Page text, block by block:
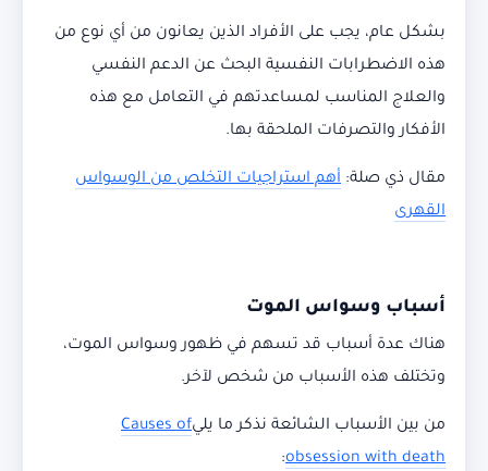
بشكل عام، يجب على الأفراد الذين يعانون من أي نوع من
هذه الاضطرابات النفسية البحث عن الدعم النفسي
والعلاج المناسب لمساعدتهم في التعامل مع هذه
الأفكار والتصرفات الملحقة بها.
مقال ذي صلة: أهم استراجيات التخلص من الوسواس
القهرى
أسباب وسواس الموت
هناك عدة أسباب قد تسهم في ظهور وسواس الموت،
وتختلف هذه الأسباب من شخص لآخر.
من بين الأسباب الشائعة نذكر ما يليCauses of
obsession with death
: